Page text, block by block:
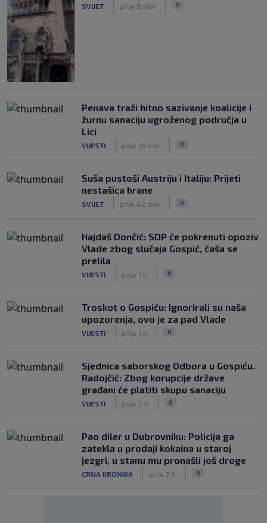
SVIJET prije 8 min 0
Penava traži hitno sazivanje koalicije i
žurnu sanaciju ugroženog područja u
Lici
VIJESTI prije 16 min 0
Suša pustoši Austriju i Italiju: Prijeti
nestašica hrane
SVIJET prije 42 min 0
Hajdaš Dončić: SDP će pokrenuti opoziv
Vlade zbog slučaja Gospić, čaša se
prelila
VIJESTI prije 1 h 0
Troskot o Gospiću: Ignorirali su naša
upozorenja, ovo je za pad Vlade
VIJESTI prije 1 h 0
Sjednica saborskog Odbora u Gospiću.
Radojčić: Zbog korupcije države
građani će platiti skupu sanaciju
VIJESTI prije 2 h 0
Pao diler u Dubrovniku: Policija ga
zatekla u prodaji kokaina u staroj
jezgri, u stanu mu pronašli još droge
CRNA KRONIKA prije 2 h 0